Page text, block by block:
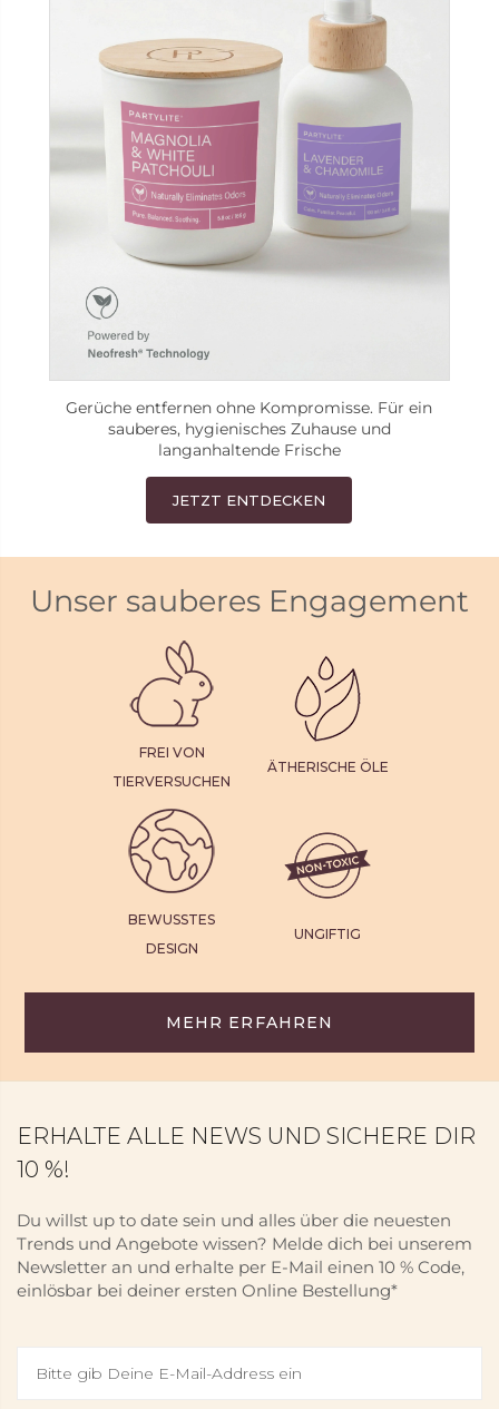
Gerüche entfernen ohne Kompromisse. Für ein
sauberes, hygienisches Zuhause und
langanhaltende Frische
JETZT ENTDECKEN
Unser sauberes Engagement
FREI VON
TIERVERSUCHEN
ÄTHERISCHE ÖLE
BEWUSSTES
DESIGN
UNGIFTIG
MEHR ERFAHREN
ERHALTE ALLE NEWS UND SICHERE DIR
10 %!
Du willst up to date sein und alles über die neuesten
Trends und Angebote wissen? Melde dich bei unserem
Newsletter an und erhalte per E-Mail einen 10 % Code,
einlösbar bei deiner ersten Online Bestellung*